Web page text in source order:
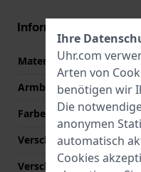
Informationen zum
Material des Armbands
Armbandbreite
Farbe des Armbands
Verschlusstyp
Verschlussfarbe
Ihre
Uhr.com
Arten von
benötigen wir
Die
anonymen
automatisch
Cookies